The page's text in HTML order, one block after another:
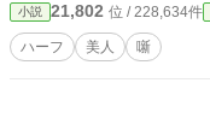
小説 21,802 位 / 228,634件
ハーフ 美人 噺